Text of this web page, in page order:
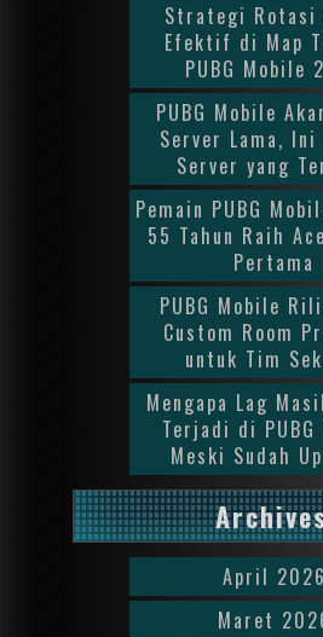
Strategi Rotasi
Efektif di Map
PUBG Mobile
PUBG Mobile
Server Lama,
Server yang
Pemain PUBG
55 Tahun Raih
Pertama
PUBG Mobile
Custom Room
untuk Tim
Mengapa Lag
Terjadi di PUBG
Meski Sudah
April 2026
Maret